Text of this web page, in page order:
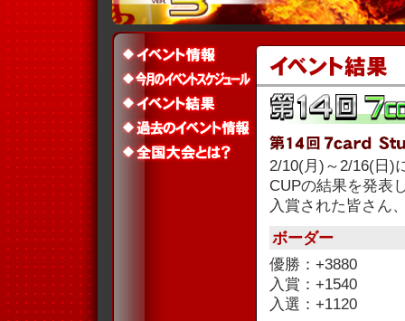
2/10(月)～2/16(日)
CUPの結果を発表
入賞された皆さん
ボーダー
優勝：+3880
入賞：+1540
入選：+1120